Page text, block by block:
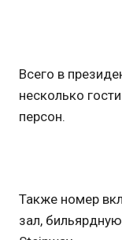
Всего в
несколько
персон.
Также номер
зал,